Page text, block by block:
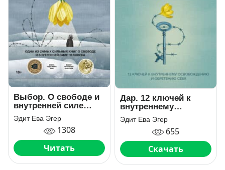
Выбор. О свободе и
внутренней силе
человека
Эдит Ева Эгер
1308
Читать
Дар. 12 ключей к
внутреннему
освобождению и
обретению себя
Эдит Ева Эгер
655
Скачать